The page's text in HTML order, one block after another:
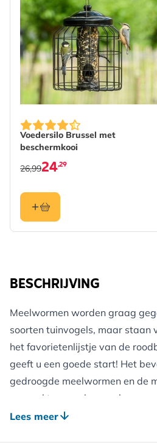
Voedersilo Brussel met
beschermkooi
24,29
26,99
BESCHRIJVING
Meelwormen worden graag
soorten tuinvogels, maar staan
het favorietenlijstje van de
geeft u een goede start! Het
gedroogde meelwormen en de
gemaakt van polypropylene.
Dit bestverkochte voederhuisje
Lees meer